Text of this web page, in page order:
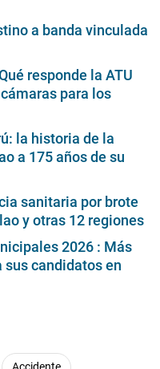
a banda vinculada
responde la ATU
para los
la historia de la
a 175 años de su
sanitaria por brote
y otras 12 regiones
2026 : Más
candidatos en